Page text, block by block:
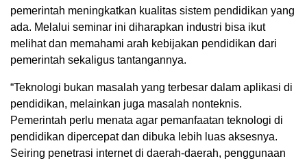
pemerintah meningkatkan kualitas sistem pendidikan yang
ada. Melalui seminar ini diharapkan industri bisa ikut
melihat dan memahami arah kebijakan pendidikan dari
pemerintah sekaligus tantangannya.
“Teknologi bukan masalah yang terbesar dalam aplikasi di
pendidikan, melainkan juga masalah nonteknis.
Pemerintah perlu menata agar pemanfaatan teknologi di
pendidikan dipercepat dan dibuka lebih luas aksesnya.
Seiring penetrasi internet di daerah-daerah, penggunaan